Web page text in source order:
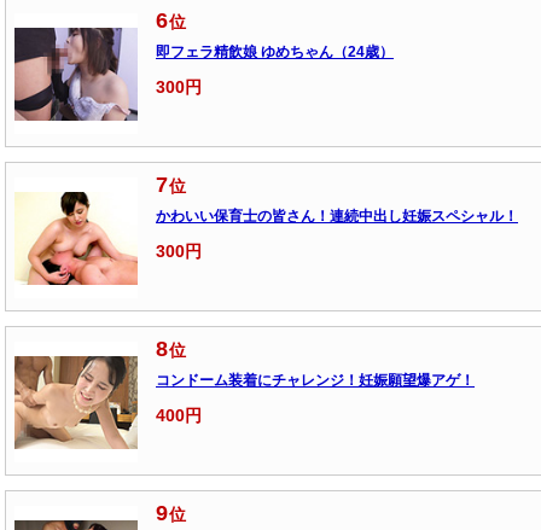
6位
即フェラ精飲娘 ゆめちゃん（24歳）
300円
7位
かわいい保育士の皆さん！連続中出し妊娠スペシャル！
300円
8位
コンドーム装着にチャレンジ！妊娠願望爆アゲ！
400円
9位